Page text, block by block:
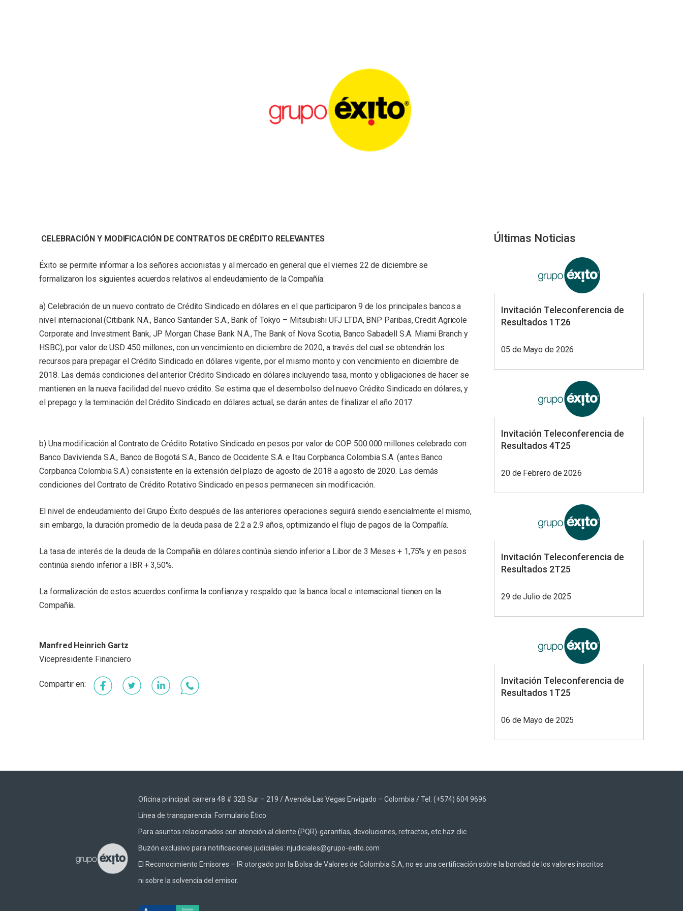
CELEBRACIÓN Y MODIFICACIÓN DE CONTRATOS DE CRÉDITO RELEVANTES
Éxito se permite informar a los señores accionistas y al mercado en general que el viernes 22 de diciembre se
formalizaron los siguientes acuerdos relativos al endeudamiento de la Compañía:
a) Celebración de un nuevo contrato de Crédito Sindicado en dólares en el que participaron 9 de los principales bancos a
nivel internacional (Citibank N.A., Banco Santander S.A., Bank of Tokyo – Mitsubishi UFJ LTDA, BNP Paribas, Credit Agricole
Corporate and Investment Bank, JP Morgan Chase Bank N.A., The Bank of Nova Scotia, Banco Sabadell S.A. Miami Branch y
HSBC), por valor de USD 450 millones, con un vencimiento en diciembre de 2020, a través del cual se obtendrán los
recursos para prepagar el Crédito Sindicado en dólares vigente, por el mismo monto y con vencimiento en diciembre de
2018. Las demás condiciones del anterior Crédito Sindicado en dólares incluyendo tasa, monto y obligaciones de hacer se
mantienen en la nueva facilidad del nuevo crédito. Se estima que el desembolso del nuevo Crédito Sindicado en dólares, y
el prepago y la terminación del Crédito Sindicado en dólares actual, se darán antes de finalizar el año 2017.
b) Una modificación al Contrato de Crédito Rotativo Sindicado en pesos por valor de COP 500.000 millones celebrado con
Banco Davivienda S.A., Banco de Bogotá S.A., Banco de Occidente S.A. e Itau Corpbanca Colombia S.A. (antes Banco
Corpbanca Colombia S.A.) consistente en la extensión del plazo de agosto de 2018 a agosto de 2020. Las demás
condiciones del Contrato de Crédito Rotativo Sindicado en pesos permanecen sin modificación.
El nivel de endeudamiento del Grupo Éxito después de las anteriores operaciones seguirá siendo esencialmente el mismo,
sin embargo, la duración promedio de la deuda pasa de 2.2 a 2.9 años, optimizando el flujo de pagos de la Compañía.
La tasa de interés de la deuda de la Compañía en dólares continúa siendo inferior a Libor de 3 Meses + 1,75% y en pesos
continúa siendo inferior a IBR + 3,50%.
La formalización de estos acuerdos confirma la confianza y respaldo que la banca local e internacional tienen en la
Compañía.
Manfred Heinrich Gartz
Vicepresidente Financiero
Facebook
TwitterLinkedInWhatsApp
Últimas Noticias
Invitación Teleconferencia de
Resultados 1T26
05 de Mayo de 2026
Invitación Teleconferencia de
Resultados 4T25
20 de Febrero de 2026
Invitación Teleconferencia de
Resultados 2T25
29 de Julio de 2025
Invitación Teleconferencia de
Resultados 1T25
06 de Mayo de 2025
Oficina principal: carrera 48 # 32B Sur – 219 / Avenida Las Vegas Envigado – Colombia / Tel: (+574) 604 9696
Línea de transparencia: Formulario Ético
Para asuntos relacionados con atención al cliente (PQR)-garantías, devoluciones, retractos, etc haz clic
Buzón exclusivo para notificaciones judiciales: njudiciales@grupo-exito.com
El Reconocimiento Emisores – IR otorgado por la Bolsa de Valores de Colombia S.A, no es una certificación sobre la bondad de los valores inscritos
ni sobre la solvencia del emisor.